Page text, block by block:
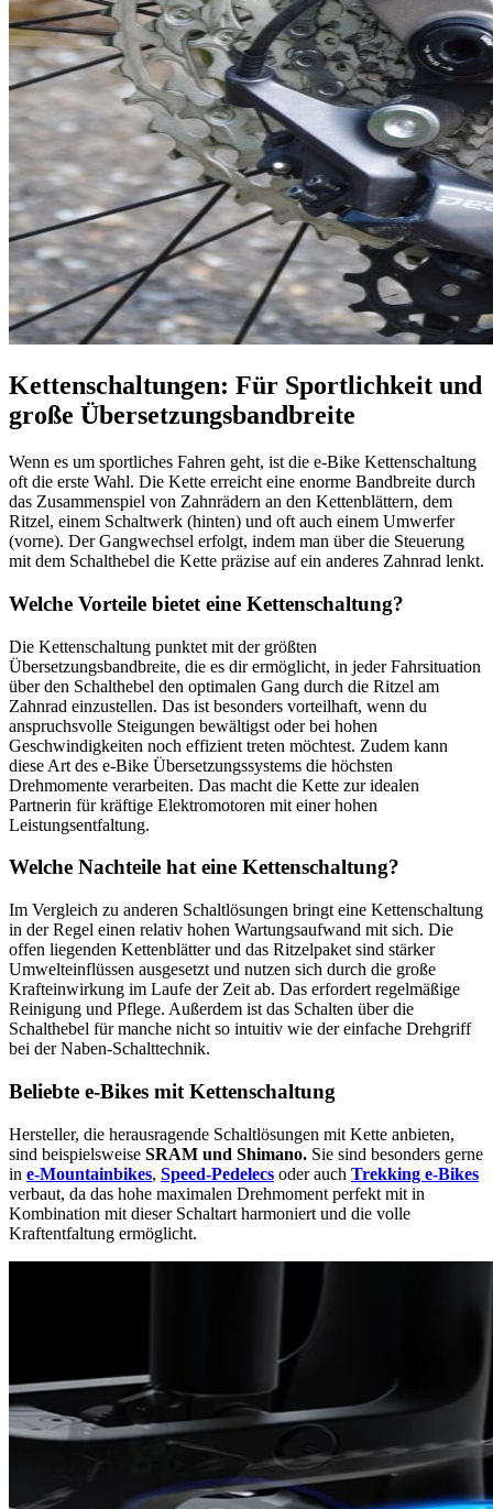
Kettenschaltungen: Für Sportlichkeit und
große Übersetzungsbandbreite
Wenn es um sportliches Fahren geht, ist die e-Bike Kettenschaltung
oft die erste Wahl. Die Kette erreicht eine enorme Bandbreite durch
das Zusammenspiel von Zahnrädern an den Kettenblättern, dem
Ritzel, einem Schaltwerk (hinten) und oft auch einem Umwerfer
(vorne). Der Gangwechsel erfolgt, indem man über die Steuerung
mit dem Schalthebel die Kette präzise auf ein anderes Zahnrad lenkt.
Welche Vorteile bietet eine Kettenschaltung?
Die Kettenschaltung punktet mit der größten
Übersetzungsbandbreite, die es dir ermöglicht, in jeder Fahrsituation
über den Schalthebel den optimalen Gang durch die Ritzel am
Zahnrad einzustellen. Das ist besonders vorteilhaft, wenn du
anspruchsvolle Steigungen bewältigst oder bei hohen
Geschwindigkeiten noch effizient treten möchtest. Zudem kann
diese Art des e-Bike Übersetzungssystems die höchsten
Drehmomente verarbeiten. Das macht die Kette zur idealen
Partnerin für kräftige Elektromotoren mit einer hohen
Leistungsentfaltung.
Welche Nachteile hat eine Kettenschaltung?
Im Vergleich zu anderen Schaltlösungen bringt eine Kettenschaltung
in der Regel einen relativ hohen Wartungsaufwand mit sich. Die
offen liegenden Kettenblätter und das Ritzelpaket sind stärker
Umwelteinflüssen ausgesetzt und nutzen sich durch die große
Krafteinwirkung im Laufe der Zeit ab. Das erfordert regelmäßige
Reinigung und Pflege. Außerdem ist das Schalten über die
Schalthebel für manche nicht so intuitiv wie der einfache Drehgriff
bei der Naben-Schalttechnik.
Beliebte e-Bikes mit Kettenschaltung
Hersteller, die herausragende Schaltlösungen mit Kette anbieten,
sind beispielsweise SRAM und Shimano. Sie sind besonders gerne
in e-Mountainbikes, Speed-Pedelecs oder auch Trekking e-Bikes
verbaut, da das hohe maximalen Drehmoment perfekt mit in
Kombination mit dieser Schaltart harmoniert und die volle
Kraftentfaltung ermöglicht.